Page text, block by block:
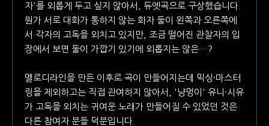
자'를 외롭게 두고 싶지 않아서, 듀엣곡으로 구상했습니다.
뭔가 서로 대화가 통하지 않는 화자 둘이 왼쪽과 오른쪽에
서 각자의 고독을 외치고 있지만, 조금 떨어진 관찰자의 입
장에서 보면 둘이 가깝기 있기에 외롭지는 않은…?
멜로디라인을 만든 이후로 곡이 만들어지는데 믹싱·마스터
링을 제외하고는 직접 관여하지 않아서, '냥멍이' 유니·시유
가 고독을 외치는 귀여운 노래가 만들어질 수 있었던 것은
다른 참여자 분들 덕분입니다.